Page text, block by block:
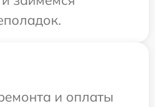
и оплаты